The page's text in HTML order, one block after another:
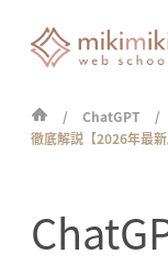
ChatGPT
徹底解説【2026年最新